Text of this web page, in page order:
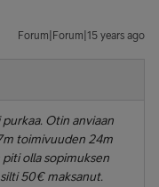
Forum|Forum|15 years ago
Otin anviaan
toimivuuden 24m
olla sopimuksen
50€ maksanut.